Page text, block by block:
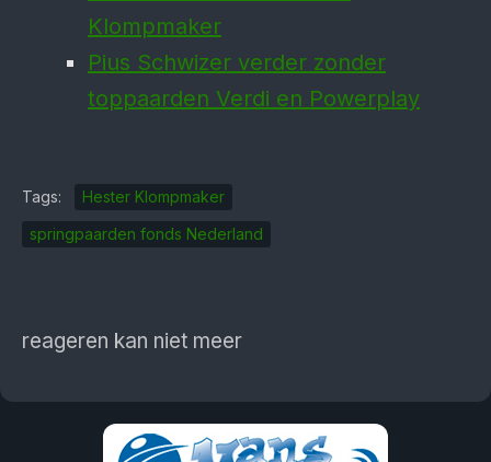
Klompmaker
Pius Schwizer verder zonder
toppaarden Verdi en Powerplay
Tags:
Hester Klompmaker
springpaarden fonds Nederland
reageren kan niet meer